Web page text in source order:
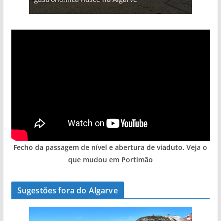
Fecho da passagem de nível e abertura de viaduto. Veja o
que mudou em Portimão
Sugestões fora do Algarve